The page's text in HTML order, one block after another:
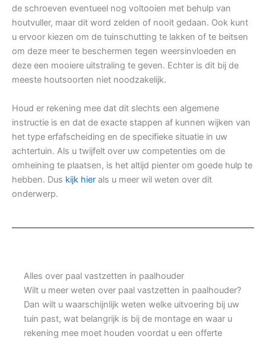
de schroeven eventueel nog voltooien met behulp van
houtvuller, maar dit word zelden of nooit gedaan. Ook kunt
u ervoor kiezen om de tuinschutting te lakken of te beitsen
om deze meer te beschermen tegen weersinvloeden en
deze een mooiere uitstraling te geven. Echter is dit bij de
meeste houtsoorten niet noodzakelijk.
Houd er rekening mee dat dit slechts een algemene
instructie is en dat de exacte stappen af kunnen wijken van
het type erfafscheiding en de specifieke situatie in uw
achtertuin. Als u twijfelt over uw competenties om de
omheining te plaatsen, is het altijd pienter om goede hulp te
hebben. Dus kijk hier als u meer wil weten over dit
onderwerp.
Alles over paal vastzetten in paalhouder
Wilt u meer weten over paal vastzetten in paalhouder?
Dan wilt u waarschijnlijk weten welke uitvoering bij uw
tuin past, wat belangrijk is bij de montage en waar u
rekening mee moet houden voordat u een offerte